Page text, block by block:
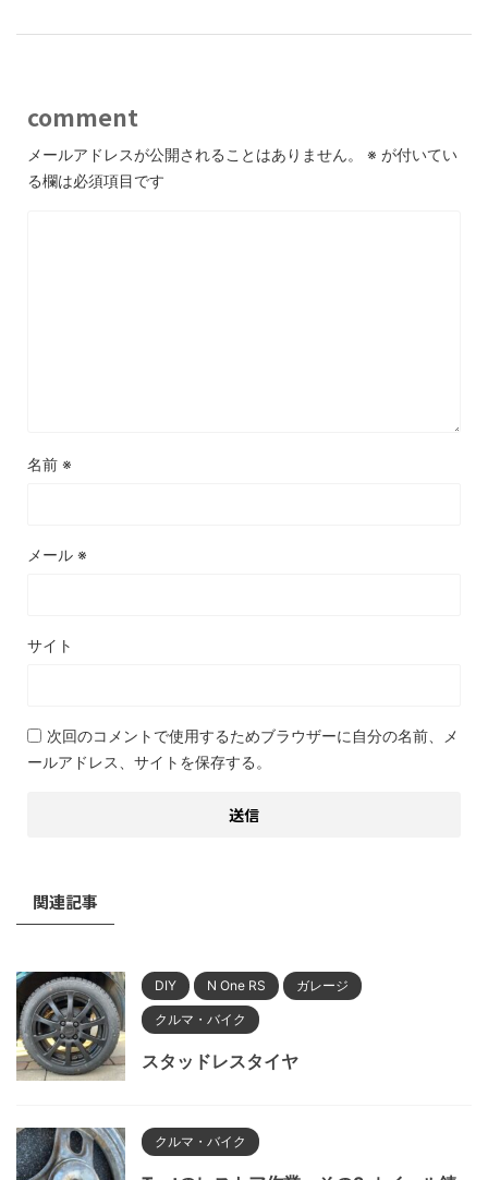
comment
メールアドレスが公開されることはありません。 ※ が付いてい
る欄は必須項目です
名前 ※
メール ※
サイト
次回のコメントで使用するためブラウザーに自分の名前、メ
ールアドレス、サイトを保存する。
関連記事
DIY N One RS ガレージ
クルマ・バイク
スタッドレスタイヤ
クルマ・バイク